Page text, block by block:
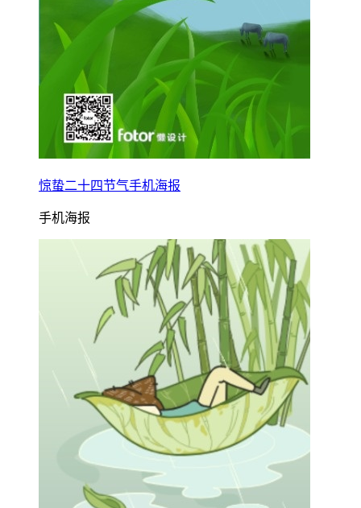
惊蛰二十四节气手机海报
手机海报